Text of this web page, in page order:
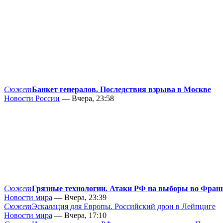
СюжетБанкет генералов. Последствия взрыва в Москве
Новости России — Вчера, 23:58
СюжетГрязные технологии. Атаки РФ на выборы во
Новости мира — Вчера, 23:39
СюжетЭскалация для Европы. Российский дрон в Лейпциге
Новости мира — Вчера, 17:10